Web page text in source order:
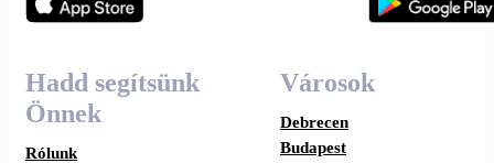
Hadd segítsünk
Önnek
Rólunk
Városok
Debrecen
Budapest